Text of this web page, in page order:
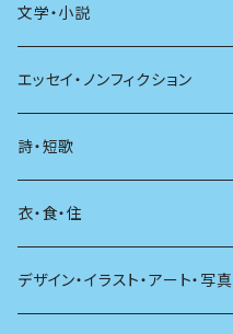
文学・小説
日本
海外
日本語
文学理論
エッセイ・ノンフィクション
エッセイ
日記
ノンフィクション
詩・短歌
詩
短歌
衣・食・住
着る
デザイン・イラスト・アート・写真